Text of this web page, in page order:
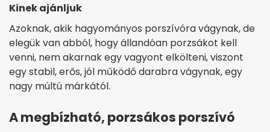
Kinek ajánljuk
Azoknak, akik hagyományos porszívóra vágynak, de
elegük van abból, hogy állandóan porzsákot kell
venni, nem akarnak egy vagyont elkölteni, viszont
egy stabil, erős, jól működő darabra vágynak, egy
nagy múltú márkától.
A megbízható, porzsákos porszívó